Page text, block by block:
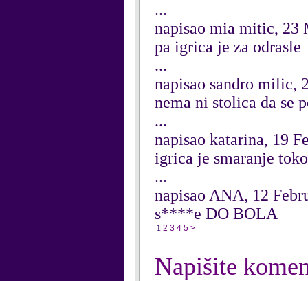
...
napisao mia mitic, 23
pa igrica je za odrasle
...
napisao sandro milic,
nema ni stolica da se
...
napisao katarina, 19
igrica je smaranje
...
napisao ANA, 12
s****e DO BOLA
1 2 3 4 5 >
Napišite